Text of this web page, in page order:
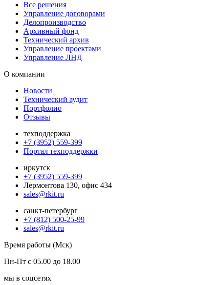
Все решения
Управление договорами
Делопроизводство
Архивный фонд
Технический архив
Управление проектами
Управление ЛНД
О компании
Новости
Технический аудит
Портфолио
Отзывы
техподдержка
+7 (3952) 559-399
Портал техподдержки
иркутск
+7 (3952) 559-399
Лермонтова 130, офис 434
sales@rkit.ru
санкт-петербург
+7 (812) 500-25-99
sales@rkit.ru
Время работы (Мск)
Пн-Пт с 05.00 до 18.00
мы в соцсетях